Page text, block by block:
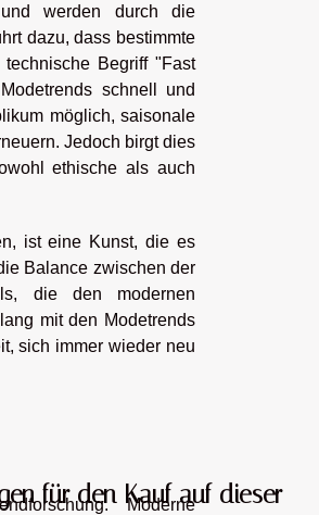
werden durch die
dazu, dass bestimmte
Begriff "Fast
schnell und
möglich, saisonale
Jedoch birgt dies
ethische als auch
ist eine Kunst, die es
Balance zwischen der
die den modernen
mit den Modetrends
sich immer wieder neu
Moderne
für den Kauf auf dieser